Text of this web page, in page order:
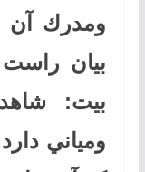
ومدرك
بيان
بيت:
ومياني